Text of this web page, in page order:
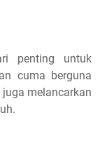
penting untuk
cuma berguna
melancarkan